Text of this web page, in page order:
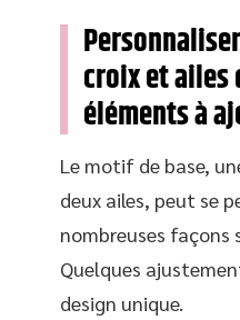
croix et ailes
éléments à
Le motif de base,
deux ailes, peut se
nombreuses façons
Quelques
design unique.